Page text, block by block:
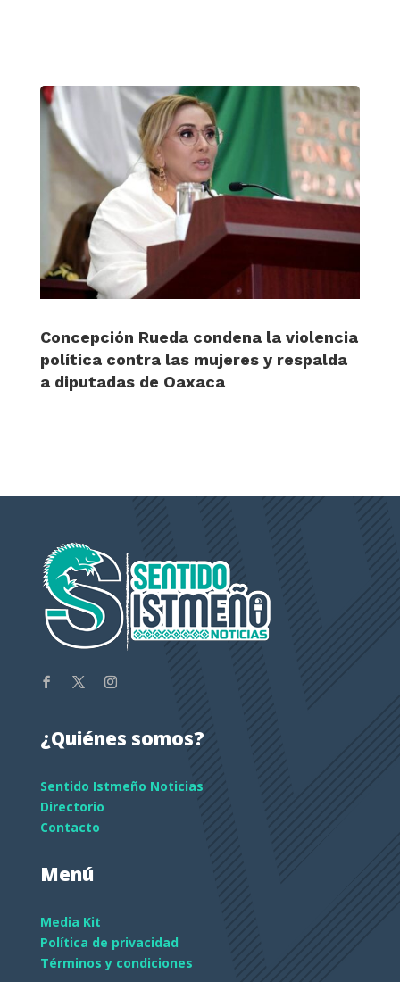
Concepción Rueda condena la violencia
política contra las mujeres y respalda
a diputadas de Oaxaca
¿Quiénes somos?
Sentido Istmeño Noticias
Directorio
Contacto
Menú
Media Kit
Política de privacidad
Términos y condiciones